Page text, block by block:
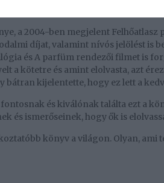
a 2004-ben megjelent Felhőatlasz
díjat, valamint nívós jelölést is
és A parfüm rendezői filmet is
a kötetre és amint elolvasta, azt
kijelentette, hogy ez lett a
és kiválónak találta ezt a
és ismerőseinek, hogy ők is
könyv a világon. Olyan, ami